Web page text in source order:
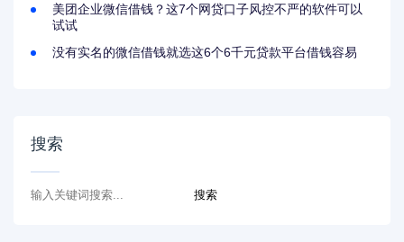
美团企业微信借钱？这7个网贷口子风控不严的软件可以
试试
没有实名的微信借钱就选这6个6千元贷款平台借钱容易
搜索